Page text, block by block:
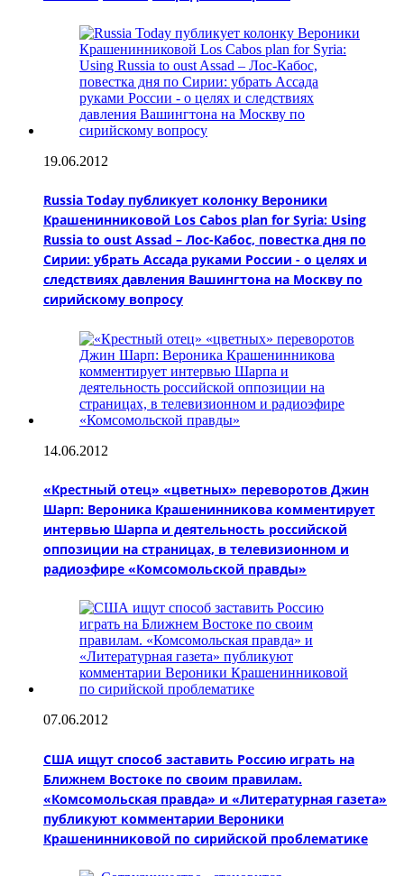
19.06.2012
Russia Today публикует колонку Вероники
Крашенинниковой Los Cabos plan for Syria: Using
Russia to oust Assad – Лос-Кабос, повестка дня по
Сирии: убрать Ассада руками России - о целях и
следствиях давления Вашингтона на Москву по
сирийскому вопросу
14.06.2012
«Крестный отец» «цветных» переворотов Джин
Шарп: Вероника Крашенинникова комментирует
интервью Шарпа и деятельность российской
оппозиции на страницах, в телевизионном и
радиоэфире «Комсомольской правды»
07.06.2012
США ищут способ заставить Россию играть на
Ближнем Востоке по своим правилам.
«Комсомольская правда» и «Литературная газета»
публикуют комментарии Вероники
Крашенинниковой по сирийской проблематике